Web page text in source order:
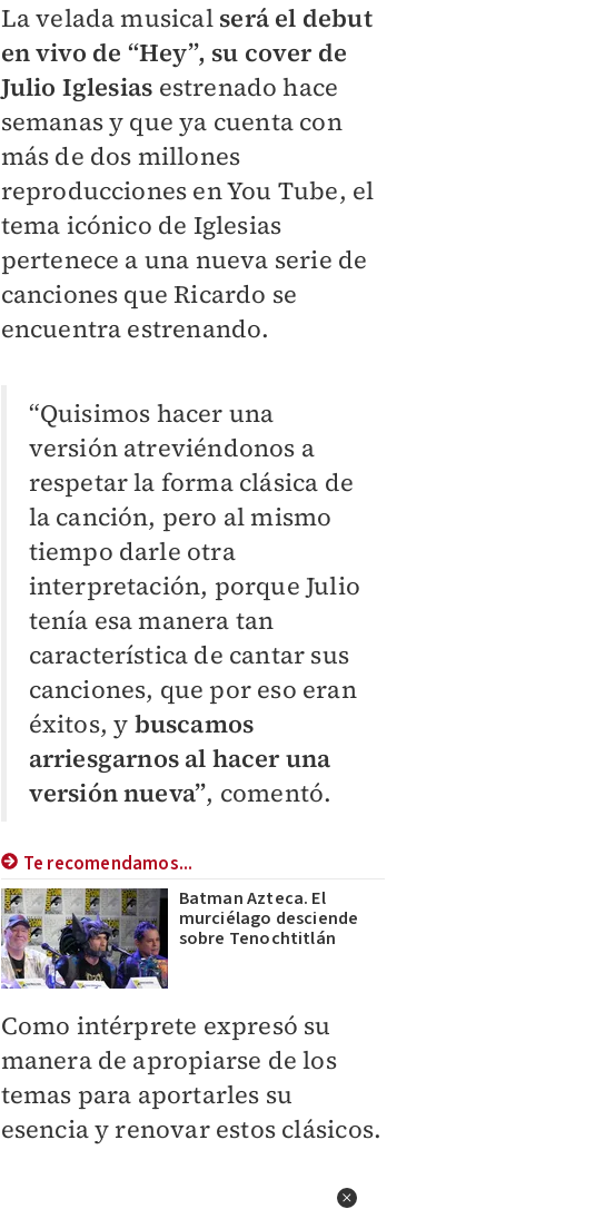
La velada musical será el debut
en vivo de “Hey”, su cover de
Julio Iglesias estrenado hace
semanas y que ya cuenta con
más de dos millones
reproducciones en You Tube, el
tema icónico de Iglesias
pertenece a una nueva serie de
canciones que Ricardo se
encuentra estrenando.
“Quisimos hacer una
versión atreviéndonos a
respetar la forma clásica de
la canción, pero al mismo
tiempo darle otra
interpretación, porque Julio
tenía esa manera tan
característica de cantar sus
canciones, que por eso eran
éxitos, y buscamos
arriesgarnos al hacer una
versión nueva”, comentó.
Te recomendamos...
Batman Azteca. El
murciélago desciende
sobre Tenochtitlán
Como intérprete expresó su
manera de apropiarse de los
temas para aportarles su
esencia y renovar estos clásicos.